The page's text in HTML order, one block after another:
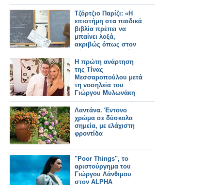
Τζόρτζιο Παρίζι: «Η
επιστήμη στα παιδικά
βιβλία πρέπει να
μπαίνει λοξά,
ακριβώς όπως στον
κόσμο των παιδιών»
Η πρώτη ανάρτηση
της Τίνας
Μεσσαροπούλου μετά
τη νοσηλεία του
Γιώργου Μυλωνάκη
Λαντάνα. Έντονο
χρώμα σε δύσκολα
σημεία, με ελάχιστη
φροντίδα
"Poor Things", το
αριστούργημα του
Γιώργου Λάνθιμου
στον ALPHA